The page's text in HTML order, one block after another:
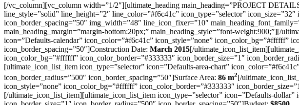
[/vc_column][vc_column width=”1/2″][ultimate_heading main_heading=”PROJECT
line_style=”solid” line_height=”2″ line_color=”#f6c41c” icon_type=”selector”
icon_border_spacing=”50″ img_width=”48″ line_icon_fixer=”10″
main_heading_margin=”margin-bottom:20px;” main_heading_style=”font-weight:900;”][/
icon=”Defaults-calendar” icon_color=”#f6c41c” icon_style=”none” icon_color_bg=”#ffffff”
icon_border_spacing=”50″]Construction Date: March 2015[/
icon_color_bg=”#ffffff” icon_color_border=”#333333″ icon_border_size=”1″
[ultimate_icon_list_item icon_type=”selector” icon=”Defaults-area-chart”
icon_border_radius=”500″ icon_border_spacing=”50″]Surface Area: 86 m2[/
icon_style=”none” icon_color_bg=”#ffffff” icon_color_border=”#333333″
[/ultimate_icon_list_item][ultimate_icon_list_item icon_type=”selector” icon=”Defaults-